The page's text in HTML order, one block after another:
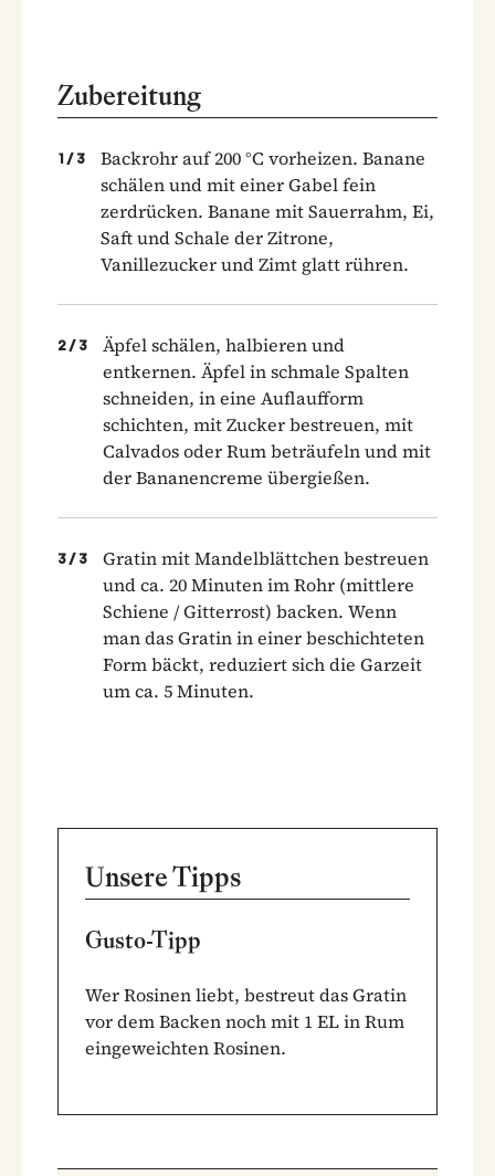
Zubereitung
1 / 3
Backrohr auf 200 °C vorheizen. Banane
schälen und mit einer Gabel fein
zerdrücken. Banane mit Sauerrahm, Ei,
Saft und Schale der Zitrone,
Vanillezucker und Zimt glatt rühren.
2/ 3
Äpfel schälen, halbieren und
entkernen. Äpfel in schmale Spalten
schneiden, in eine Auflaufform
schichten, mit Zucker bestreuen, mit
Calvados oder Rum beträufeln und mit
der Bananencreme übergießen.
3/ 3
Gratin mit Mandelblättchen bestreuen
und ca. 20 Minuten im Rohr (mittlere
Schiene / Gitterrost) backen. Wenn
man das Gratin in einer beschichteten
Form bäckt, reduziert sich die Garzeit
um ca. 5 Minuten.
Unsere Tipps
Gusto-Tipp
Wer Rosinen liebt, bestreut das Gratin
vor dem Backen noch mit 1 EL in Rum
eingeweichten Rosinen.